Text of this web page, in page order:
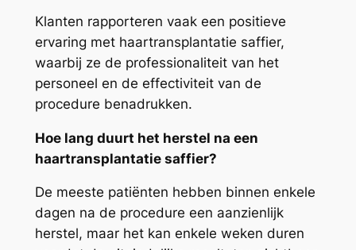
Klanten rapporteren vaak een positieve
ervaring met haartransplantatie saffier,
waarbij ze de professionaliteit van het
personeel en de effectiviteit van de
procedure benadrukken.
Hoe lang duurt het herstel na een
haartransplantatie saffier?
De meeste patiënten hebben binnen enkele
dagen na de procedure een aanzienlijk
herstel, maar het kan enkele weken duren